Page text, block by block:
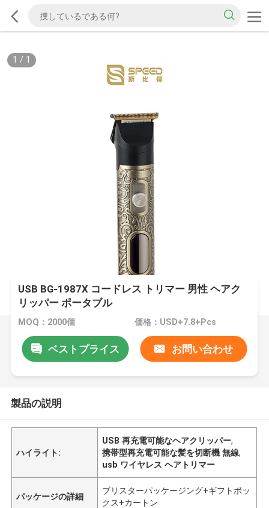
1 / 1
USB BG-1987X コードレス トリマー 男性 ヘアク
リッパー ポータブル
MOQ：2000個 価格：USD+7.8+Pcs
ベストプライス お問い合わせ
製品の説明
ハイライト:
USB 再充電可能なヘアクリッパー,
携帯型再充電可能な髪を切断機 無線,
usb ワイヤレス ヘアトリマー
パッケージの詳細
ブリスターパッケージング+ギフトボッ
クス+カートン